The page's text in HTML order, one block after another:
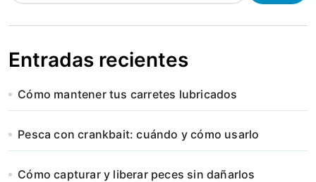
Entradas recientes
Cómo mantener tus carretes lubricados
Pesca con crankbait: cuándo y cómo usarlo
Cómo capturar y liberar peces sin dañarlos